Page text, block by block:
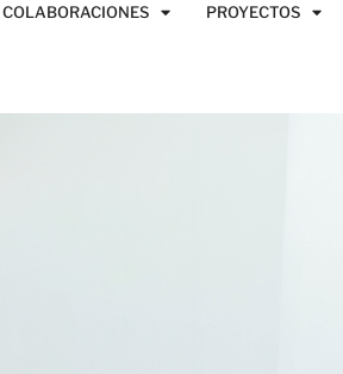
COLABORACIONES PROYECTOS